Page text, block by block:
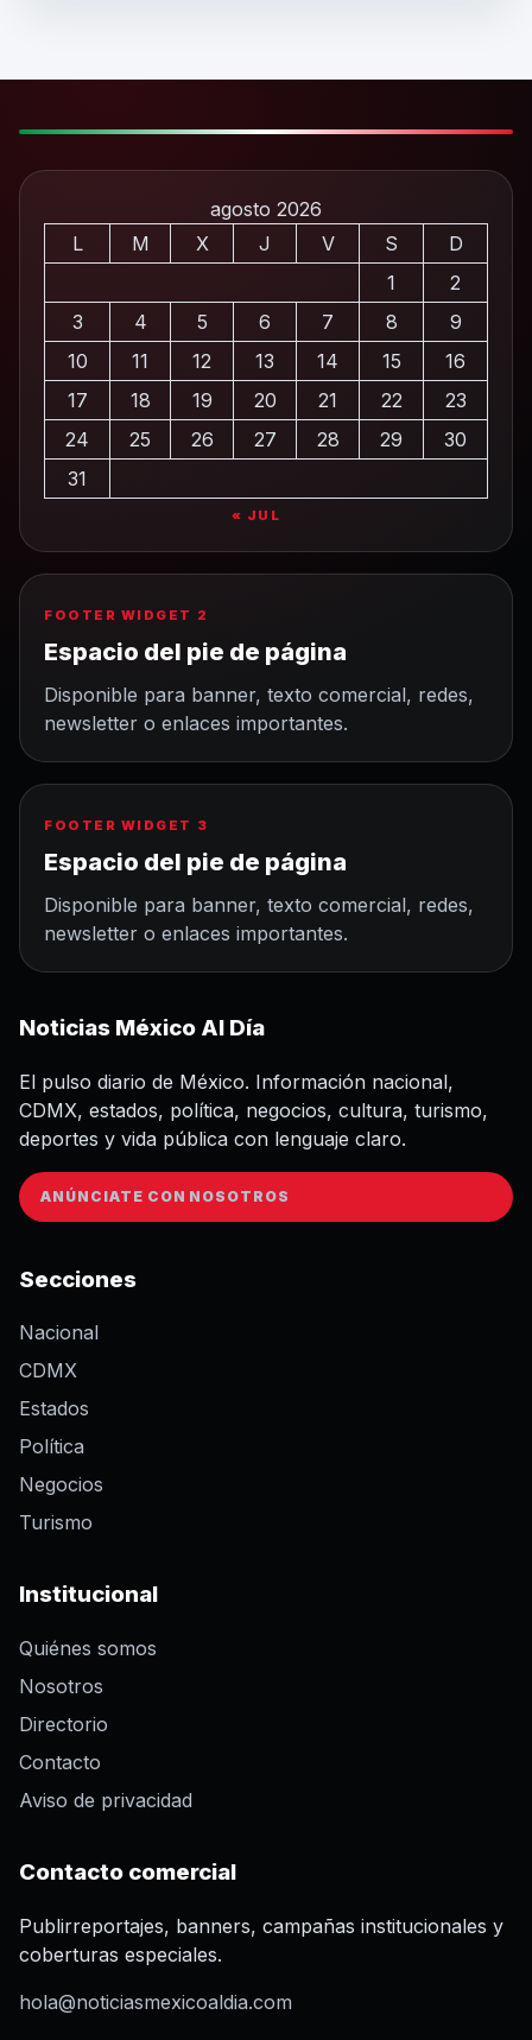
agosto 2026
L
M X J V S
D
1
2
3
4 5 6 7 8
9
10
11 12 13 14 15
16
17
18 19 20 21 22
23
24
25 26 27 28 29
30
31
« JUL
FOOTER WIDGET 2
Espacio del pie de página
Disponible para banner, texto comercial, redes,
newsletter o enlaces importantes.
FOOTER WIDGET 3
Espacio del pie de página
Disponible para banner, texto comercial, redes,
newsletter o enlaces importantes.
Noticias México Al Día
El pulso diario de México. Información nacional,
CDMX, estados, política, negocios, cultura, turismo,
deportes y vida pública con lenguaje claro.
ANÚNCIATE CON NOSOTROS
Secciones
Nacional
CDMX
Estados
Política
Negocios
Turismo
Institucional
Quiénes somos
Nosotros
Directorio
Contacto
Aviso de privacidad
Contacto comercial
Publirreportajes, banners, campañas institucionales y
coberturas especiales.
hola@noticiasmexicoaldia.com